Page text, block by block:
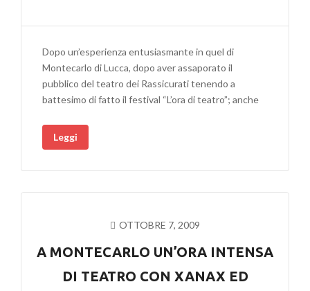
Dopo un’esperienza entusiasmante in quel di
Montecarlo di Lucca, dopo aver assaporato il
pubblico del teatro dei Rassicurati tenendo a
battesimo di fatto il festival “L’ora di teatro”; anche
Leggi
OTTOBRE 7, 2009
A MONTECARLO UN’ORA INTENSA
DI TEATRO CON XANAX ED